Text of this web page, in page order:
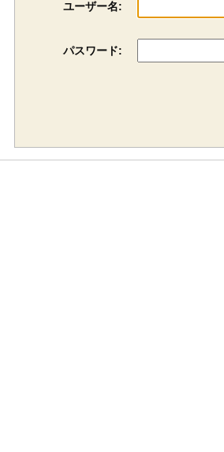
ユーザー名:
パスワード: